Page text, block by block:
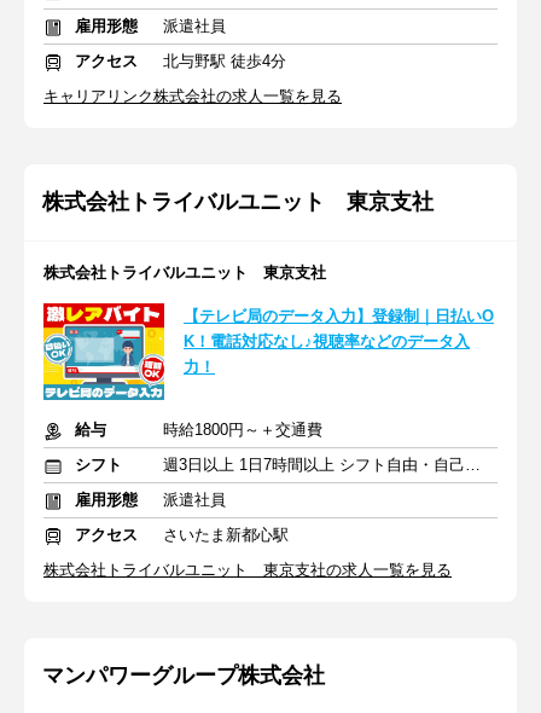
雇用形態
派遣社員
アクセス
北与野駅 徒歩4分
キャリアリンク株式会社の求人一覧を見る
株式会社トライバルユニット 東京支社
株式会社トライバルユニット 東京支社
【テレビ局のデータ入力】登録制｜日払いO
K！電話対応なし♪視聴率などのデータ入
力！
給与
時給1800円～＋交通費
シフト
週3日以上 1日7時間以上 シフト自由・自己申告
雇用形態
派遣社員
アクセス
さいたま新都心駅
株式会社トライバルユニット 東京支社の求人一覧を見る
マンパワーグループ株式会社